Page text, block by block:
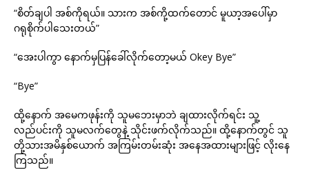
“စိတ်ချပါ အစ်ကိုရယ်။ သားက အစ်ကို့ထက်တောင် မူယာ့အပေါ်မှာ
ဂရုစိုက်ပါသေးတယ်”
“အေးပါကွာ နောက်မှပြန်ခေါ်လိုက်တော့မယ် Okey Bye”
“Bye”
ထို့နောက် အမေကဖုန်းကို သူမဘေးမှာဘဲ ချထားလိုက်ရင်း သူ့
လည်ပင်းကို သူမလက်တွေနဲ့ သိုင်းဖက်လိုက်သည်။ ထို့နောက်တွင် သူ
တို့သားအမိနှစ်ယောက် အကြမ်းတမ်းဆုံး အနေအထားများဖြင့် လိုးနေ
ကြသည်။